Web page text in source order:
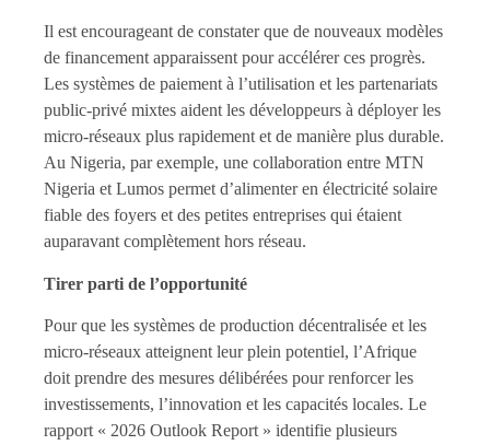
Il est encourageant de constater que de nouveaux modèles
de financement apparaissent pour accélérer ces progrès.
Les systèmes de paiement à l’utilisation et les partenariats
public-privé mixtes aident les développeurs à déployer les
micro-réseaux plus rapidement et de manière plus durable.
Au Nigeria, par exemple, une collaboration entre MTN
Nigeria et Lumos permet d’alimenter en électricité solaire
fiable des foyers et des petites entreprises qui étaient
auparavant complètement hors réseau.
Tirer parti de l’opportunité
Pour que les systèmes de production décentralisée et les
micro-réseaux atteignent leur plein potentiel, l’Afrique
doit prendre des mesures délibérées pour renforcer les
investissements, l’innovation et les capacités locales. Le
rapport « 2026 Outlook Report » identifie plusieurs